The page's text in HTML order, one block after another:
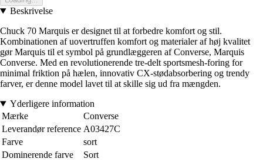
Beskrivelse
Chuck 70 Marquis er designet til at forbedre komfort og stil.
Kombinationen af uovertruffen komfort og materialer af høj kvalitet
gør Marquis til et symbol på grundlæggeren af Converse, Marquis
Converse. Med en revolutionerende tre-delt sportsmesh-foring for
minimal friktion på hælen, innovativ CX-stødabsorbering og trendy
farver, er denne model lavet til at skille sig ud fra mængden.
Yderligere information
Mærke
Converse
Leverandør reference A03427C
Farve
sort
Dominerende farve
Sort